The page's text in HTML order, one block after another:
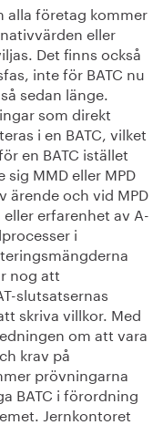
alla företag kommer
eller
Det finns också
inte för BATC nu
sedan länge.
som direkt
i en BATC, vilket
en BATC istället
MMD eller MPD
ärende och vid MPD
erfarenhet av A-
i
nog att
slutsatsernas
skriva villkor. Med
om att vara
krav på
prövningarna
BATC i förordning
Jernkontoret